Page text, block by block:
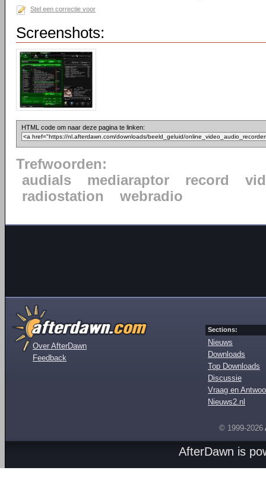
Stel een correctie voor
Screenshots:
HTML code om naar deze pagina te linken:
Trefwoorden:
audials
mediaraptor record
radiostation
webradio
Over AfterDawn
Feedback
Sections:
Nieuws
Downloads
Top Downloads
Discussie
Vraag en
Nieuws2.nl
© 1999-2026
AfterDawn is